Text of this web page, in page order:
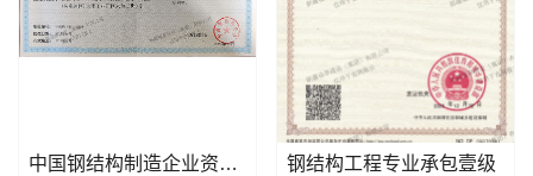
中国钢结构制造企业资质证书 钢结构工程专业承包壹级